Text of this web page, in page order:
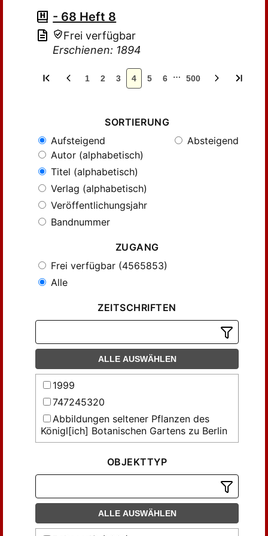
- 68 Heft 8
Frei verfügbar
Erschienen: 1894
1 2 3 4 5 6 … 500
SORTIERUNG
Aufsteigend
Absteigend
Autor (alphabetisch)
Titel (alphabetisch)
Verlag (alphabetisch)
Veröffentlichungsjahr
Bandnummer
ZUGANG
Frei verfügbar (4565853)
Alle
ZEITSCHRIFTEN
ALLE AUSWÄHLEN
1999
747245320
Abbildungen seltener Pflanzen des
Königl[ich] Botanischen Gartens zu Berlin
Wissenschaften in Göttingen,
Mathematisch-Physikalische Klasse
Botanischen Vereins 'Irmischia' zu
Sondershausen
Abhandlungen über Preussens
OBJEKTTYP
ALLE AUSWÄHLEN